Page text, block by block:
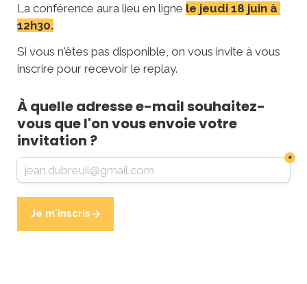
La conférence aura lieu en ligne le jeudi 18 juin à
12h30.
Si vous n'êtes pas disponible, on vous invite à vous
inscrire pour recevoir le replay.
À quelle adresse e-mail souhaitez-
vous que l'on vous envoie votre
invitation ?
*
Je m'inscris